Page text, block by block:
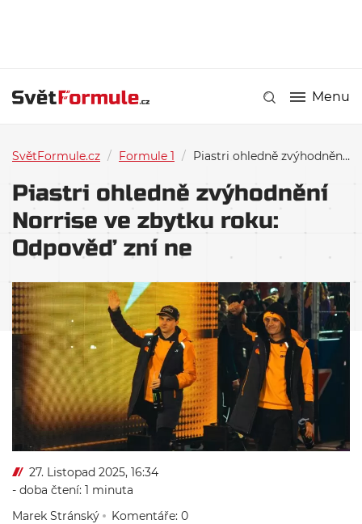
Menu
SvětFormule.cz / Formule 1 / Piastri ohledně zvýhodnění Norrise ve zbytku roku: Odpověď zní ne
Piastri ohledně zvýhodnění
Norrise ve zbytku roku:
Odpověď zní ne
27. Listopad 2025, 16:34
- doba čtení: 1 minuta
Marek Stránský
Komentáře: 0